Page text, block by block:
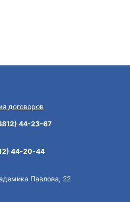
договоров
44-23-67
44-20-44
Павлова, 22